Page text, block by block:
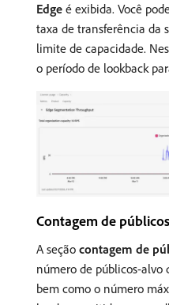
Edge é exibida. Você
taxa de transferência da
limite de capacidade.
o período de lookback
Contagem de
A seção contagem de
número de públicos-alvo
bem como o número